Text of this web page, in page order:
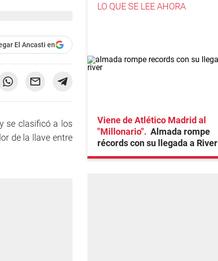
El Ancasti en
se clasificó a los
de la llave entre
LO QUE SE LEE AHORA
Viene de Atlético Madrid al
"Millonario"
Almada rompe
récords con su llegada a River